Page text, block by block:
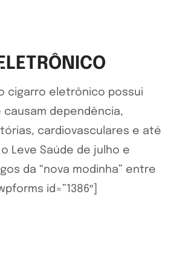
cigarro eletrônico possui
causam dependência,
cardiovasculares e até
Leve Saúde de julho e
da “nova modinha” entre
id=”1386″]